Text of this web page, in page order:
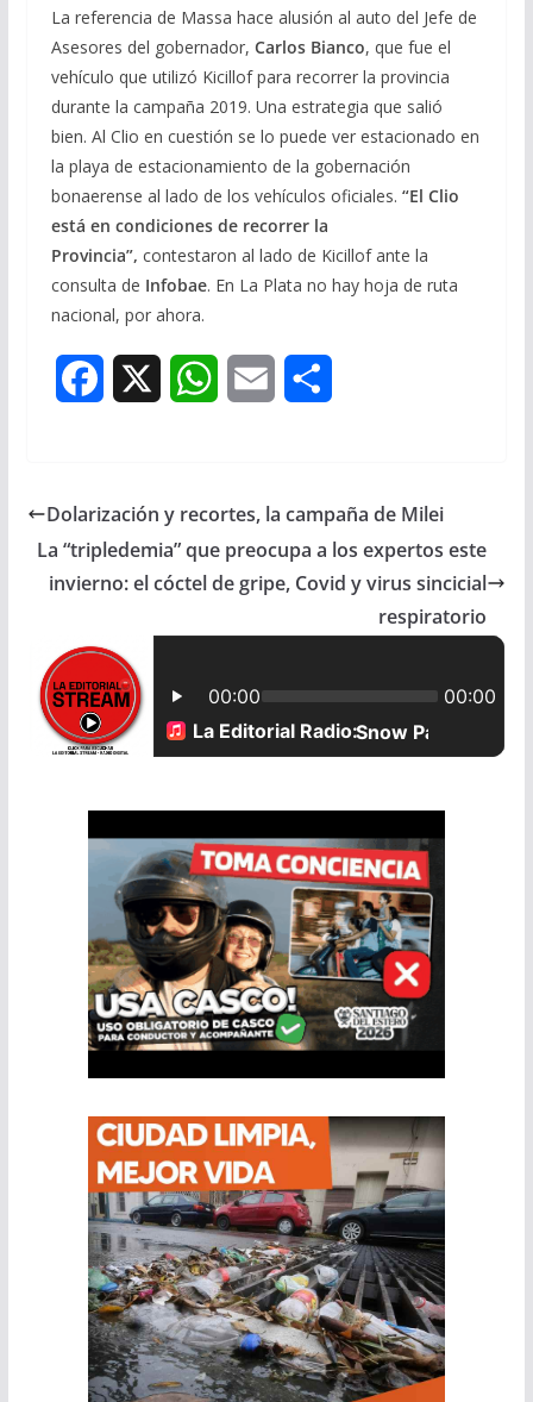
La referencia de Massa hace alusión al auto del Jefe de
Asesores del gobernador, Carlos Bianco, que fue el
vehículo que utilizó Kicillof para recorrer la provincia
durante la campaña 2019. Una estrategia que salió
bien. Al Clio en cuestión se lo puede ver estacionado en
la playa de estacionamiento de la gobernación
bonaerense al lado de los vehículos oficiales. “El Clio
está en condiciones de recorrer la
Provincia”, contestaron al lado de Kicillof ante la
consulta de Infobae. En La Plata no hay hoja de ruta
nacional, por ahora.
e
o
k
W
t
s
p
i
r
e
Dolarización y recortes, la campaña de Milei
La “tripledemia” que preocupa a los expertos este
invierno: el cóctel de gripe, Covid y virus sincicial
respiratorio